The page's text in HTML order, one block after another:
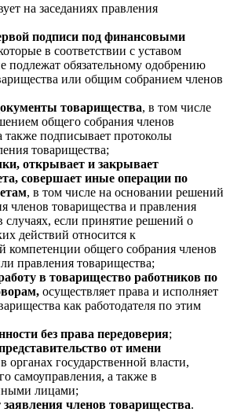
на заседаниях правления
подписи под финансовыми
в соответствии с уставом
подлежат обязательному одобрению
или общим собранием членов
товарищества, в том числе
общего собрания членов
также подписывает протоколы
товарищества;
открывает и закрывает
совершает иные операции по
, в том числе на основании решений
членов товарищества и правления
случаях, если принятие решений о
действий относится к
компетенции общего собрания членов
правления товарищества;
в товарищество работников по
осуществляет права и исполняет
как работодателя по этим
без права передоверия;
от имени
в органах государственной власти,
самоуправления, а также в
лицами;
заявления членов товарищества.